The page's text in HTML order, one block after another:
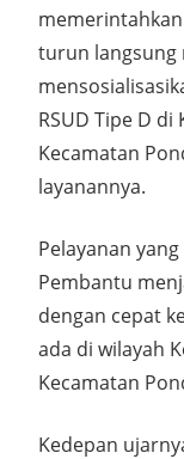
turun langsung
RSUD Tipe D
Kecamatan
layanannya.
Pelayanan
Pembantu
dengan cepat
ada di wilayah
Kecamatan
Kedepan